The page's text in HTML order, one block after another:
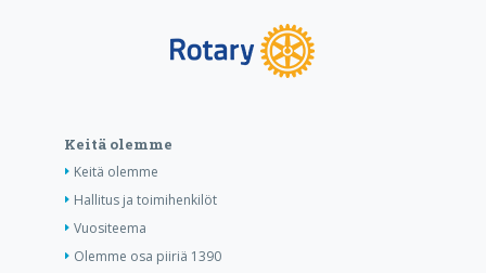
Keitä olemme
Keitä olemme
Hallitus ja toimihenkilöt
Vuositeema
Olemme osa piiriä 1390